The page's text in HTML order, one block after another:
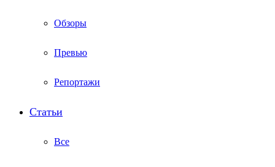
Обзоры
Превью
Репортажи
Статьи
Все